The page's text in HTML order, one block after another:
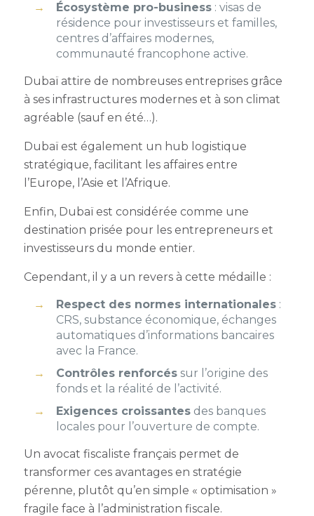
Écosystème pro-business: visas de
résidence pour investisseurs et familles,
centres d’affaires modernes,
communauté francophone active.
Dubaï attire de nombreuses entreprises grâce
à ses infrastructures modernes et à son climat
agréable (sauf en été…).
Dubaï est également un hub logistique
stratégique, facilitant les affaires entre
l’Europe, l’Asie et l’Afrique.
Enfin, Dubaï est considérée comme une
destination prisée pour les entrepreneurs et
investisseurs du monde entier.
Cependant, il y a un revers à cette médaille :
Respect des normes internationales:
CRS, substance économique, échanges
automatiques d’informations bancaires
avec la France.
Contrôles renforcéssur l’origine des
fonds et la réalité de l’activité.
Exigences croissantesdes banques
locales pour l’ouverture de compte.
Un avocat fiscaliste français permet de
transformer ces avantages en stratégie
pérenne, plutôt qu’en simple « optimisation »
fragile face à l’administration fiscale.